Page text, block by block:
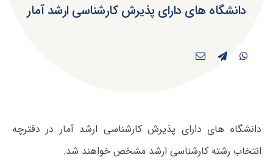
دانشگاه های دارای پذیرش کارشناسی ارشد آمار
دانشگاه های دارای پذیرش کارشناسی ارشد آمار در دفترچه
انتخاب رشته کارشناسی ارشد مشخص خواهند شد.